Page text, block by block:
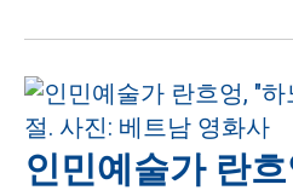
인민예술가 란